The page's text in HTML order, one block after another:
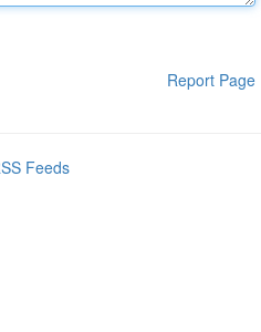
Report Page
Feeds